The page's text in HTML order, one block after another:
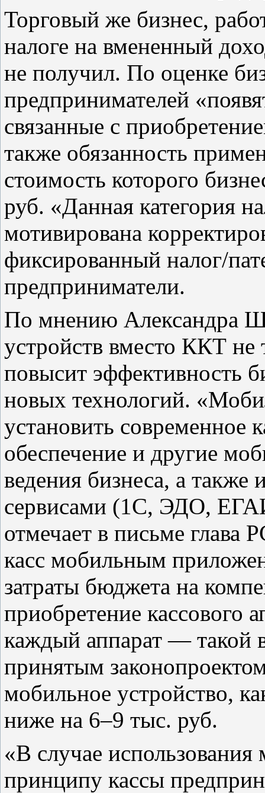
Торговый же бизнес,
налоге на вмененный
не получил. По оценке
предпринимателей
связанные с
также обязанность
стоимость которого
руб. «Данная категория
мотивирована
фиксированный налог/
предприниматели.
По мнению Александра
устройств вместо ККТ не
повысит эффективность
новых технологий.
установить современное
обеспечение и другие
ведения бизнеса, а также
сервисами (1С, ЭДО,
отмечает в письме глава
касс мобильным
затраты бюджета на
приобретение кассового
каждый аппарат — такой
принятым
мобильное устройство,
ниже на 6–9 тыс. руб.
«В случае
принципу кассы